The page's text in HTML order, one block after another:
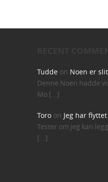
Tudde on Noen er
Denne Noen hadde
Mo [...]
Toro on Jeg har
Tester om jeg kan
[...]